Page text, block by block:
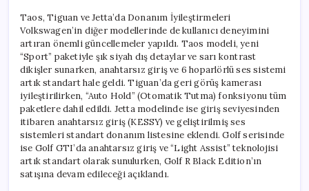
Taos, Tiguan ve Jetta’da Donanım İyileştirmeleri
Volkswagen’in diğer modellerinde de kullanıcı deneyimini
artıran önemli güncellemeler yapıldı. Taos modeli, yeni
“Sport” paketiyle şık siyah dış detaylar ve sarı kontrast
dikişler sunarken, anahtarsız giriş ve 6 hoparlörlü ses sistemi
artık standart hale geldi. Tiguan’da geri görüş kamerası
iyileştirilirken, “Auto Hold” (Otomatik Tutma) fonksiyonu tüm
paketlere dahil edildi. Jetta modelinde ise giriş seviyesinden
itibaren anahtarsız giriş (KESSY) ve geliştirilmiş ses
sistemleri standart donanım listesine eklendi. Golf serisinde
ise Golf GTI’da anahtarsız giriş ve “Light Assist” teknolojisi
artık standart olarak sunulurken, Golf R Black Edition’ın
satışına devam edileceği açıklandı.